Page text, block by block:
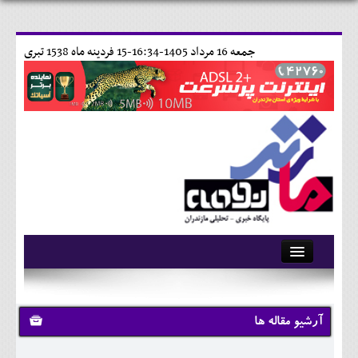
15 فردينه ماه 1538 تبری جمعه 16 مرداد 1405-16:34-
آرشیو
تماس با ما
وبلاگ
آرشیو مقاله ها